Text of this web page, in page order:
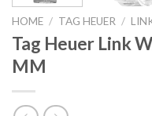
HOME / TAG HEUER /
Tag Heuer Link
MM